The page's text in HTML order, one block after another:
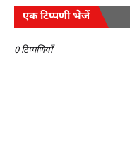
एक टिप्पणी भेजें
0 टिप्पणियाँ